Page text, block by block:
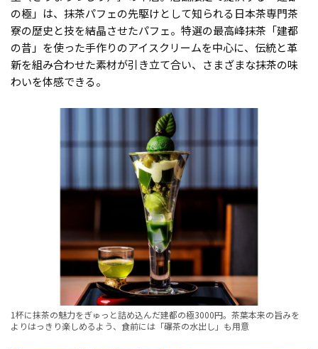
の極」は、抹茶パフェの先駆けとして知られる日本茶専門茶
寮の歴史と技を結晶させたパフェ。特選の最高峰抹茶「建都
の昔」を使った手作りのアイスクリームを中心に、伝統と革
新を組み合わせた素材が引き立て合い、さまざまな抹茶の味
わいを体感できる。
1杯に抹茶の魅力をぎゅっと詰め込んだ建都の極3000円。茶葉本来の旨みを
よりはっきり楽しめるよう、食前には「碾茶の水出し」も用意